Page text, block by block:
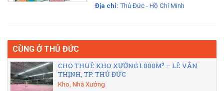
Địa chỉ: Thủ Đức - Hồ Chí Minh
CÙNG Ở THỦ ĐỨC
CHO THUÊ KHO XƯỞNG 1.000M² – LÊ VĂN
THỊNH, TP. THỦ ĐỨC
Kho, Nhà Xưởng